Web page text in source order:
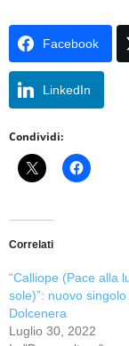
Facebook
LinkedIn
Condividi:
Correlati
“Calliope (Pace alla
sole)”: nuovo singolo
Dolcenera
Luglio 30, 2022